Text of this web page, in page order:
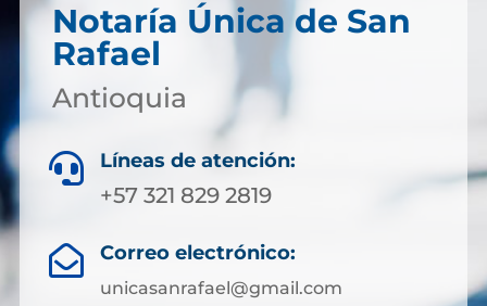
Notaría Única de San
Rafael
Antioquia
 Líneas de atención:
+57 321 829 2819
 Correo electrónico:
unicasanrafael@gmail.com